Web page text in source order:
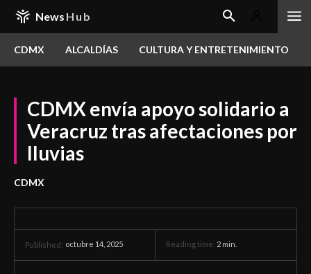
News Hub
CDMX ALCALDÍAS CULTURA Y ENTRETENIMIENTO
CDMX envía apoyo solidario a
Veracruz tras afectaciones por
lluvias
CDMX
Published: octubre 14, 2025 Reading time: 2 min.